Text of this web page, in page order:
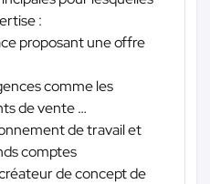
:
proposant une offre
comme les
de vente …
de travail et
comptes
de concept de